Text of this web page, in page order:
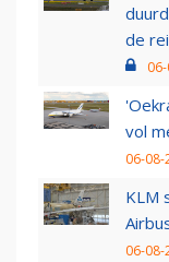
de
vol
06-08-
KLM
06-08-